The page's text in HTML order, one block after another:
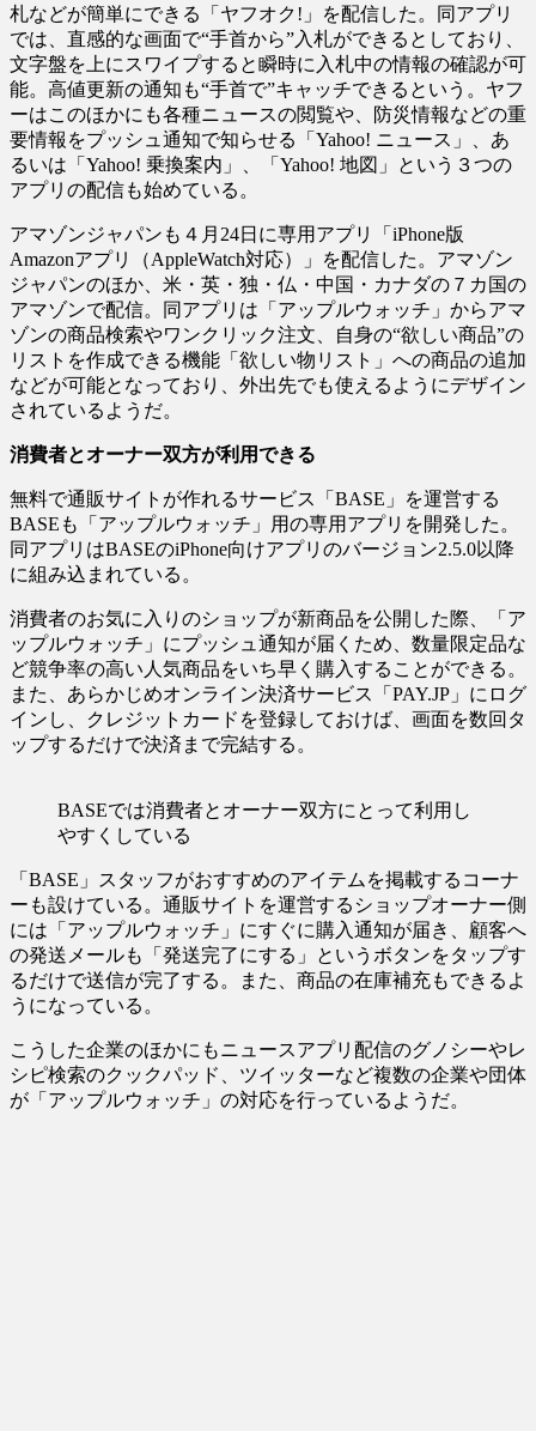
札などが簡単にできる「ヤフオク!」を配信した。同アプリ
では、直感的な画面で“手首から”入札ができるとしており、
文字盤を上にスワイプすると瞬時に入札中の情報の確認が可
能。高値更新の通知も“手首で”キャッチできるという。ヤフ
ーはこのほかにも各種ニュースの閲覧や、防災情報などの重
要情報をプッシュ通知で知らせる「Yahoo! ニュース」、あ
るいは「Yahoo! 乗換案内」、「Yahoo! 地図」という３つの
アプリの配信も始めている。
アマゾンジャパンも４月24日に専用アプリ「iPhone版
Amazonアプリ（AppleWatch対応）」を配信した。アマゾン
ジャパンのほか、米・英・独・仏・中国・カナダの７カ国の
アマゾンで配信。同アプリは「アップルウォッチ」からアマ
ゾンの商品検索やワンクリック注文、自身の“欲しい商品”の
リストを作成できる機能「欲しい物リスト」への商品の追加
などが可能となっており、外出先でも使えるようにデザイン
されているようだ。
消費者とオーナー双方が利用できる
無料で通販サイトが作れるサービス「BASE」を運営する
BASEも「アップルウォッチ」用の専用アプリを開発した。
同アプリはBASEのiPhone向けアプリのバージョン2.5.0以降
に組み込まれている。
消費者のお気に入りのショップが新商品を公開した際、「ア
ップルウォッチ」にプッシュ通知が届くため、数量限定品な
ど競争率の高い人気商品をいち早く購入することができる。
また、あらかじめオンライン決済サービス「PAY.JP」にログ
インし、クレジットカードを登録しておけば、画面を数回タ
ップするだけで決済まで完結する。
BASEでは消費者とオーナー双方にとって利用し
やすくしている
「BASE」スタッフがおすすめのアイテムを掲載するコーナ
ーも設けている。通販サイトを運営するショップオーナー側
には「アップルウォッチ」にすぐに購入通知が届き、顧客へ
の発送メールも「発送完了にする」というボタンをタップす
るだけで送信が完了する。また、商品の在庫補充もできるよ
うになっている。
こうした企業のほかにもニュースアプリ配信のグノシーやレ
シピ検索のクックパッド、ツイッターなど複数の企業や団体
が「アップルウォッチ」の対応を行っているようだ。